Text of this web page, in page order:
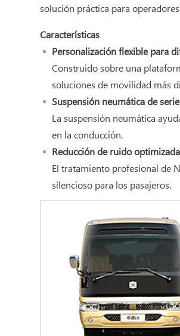
solución práctica para
Características
Personalización flexible para
Construido sobre una
soluciones de movilidad más
Suspensión neumática de
La suspensión neumática
en la conducción.
Reducción de ruido
El tratamiento profesional de
silencioso para los pasajeros.